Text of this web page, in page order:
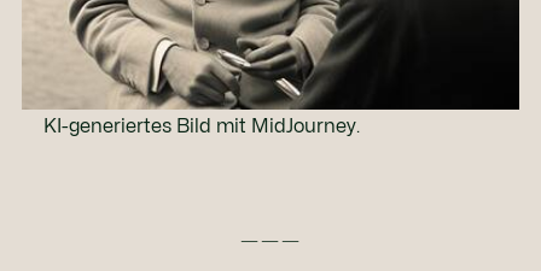
KI-generiertes Bild mit MidJourney.
———